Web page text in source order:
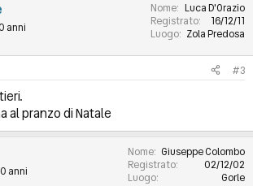
anni
Nome Luca D'Orazio
Registrato
16/12/11
Luogo Zola Predosa
#3
al pranzo di Natale
anni
Nome Giuseppe Colombo
Registrato
02/12/02
Luogo
Gorle